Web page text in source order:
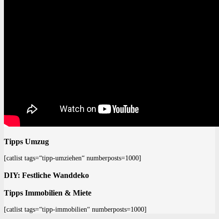
Tipps Umzug
[catlist tags=“tipp-umziehen“ numberposts=1000]
DIY: Festliche Wanddeko
Tipps Immobilien & Miete
[catlist tags=“tipp-immobilien“ numberposts=1000]